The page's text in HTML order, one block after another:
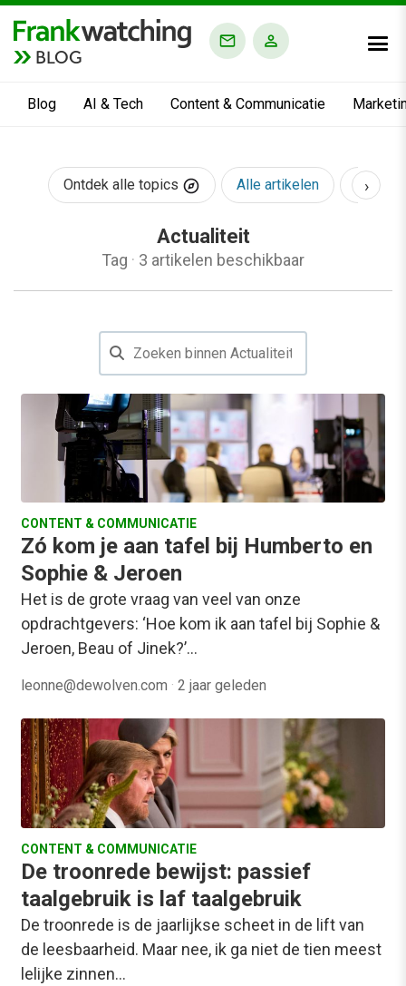
BLOG
Blog AI & Tech Content & Communicatie
Ontdek alle topics Alle artikelen AI &
›
Actualiteit
Tag · 3 artikelen beschikbaar
CONTENT & COMMUNICATIE
Zó kom je aan tafel bij Humberto en
Sophie & Jeroen
Het is de grote vraag van veel van onze
opdrachtgevers: ‘Hoe kom ik aan tafel bij Sophie &
Jeroen, Beau of Jinek?’…
leonne@dewolven.com · 2 jaar geleden
CONTENT & COMMUNICATIE
De troonrede bewijst: passief
taalgebruik is laf taalgebruik
De troonrede is de jaarlijkse scheet in de lift van
de leesbaarheid. Maar nee, ik ga niet de tien meest
lelijke zinnen…